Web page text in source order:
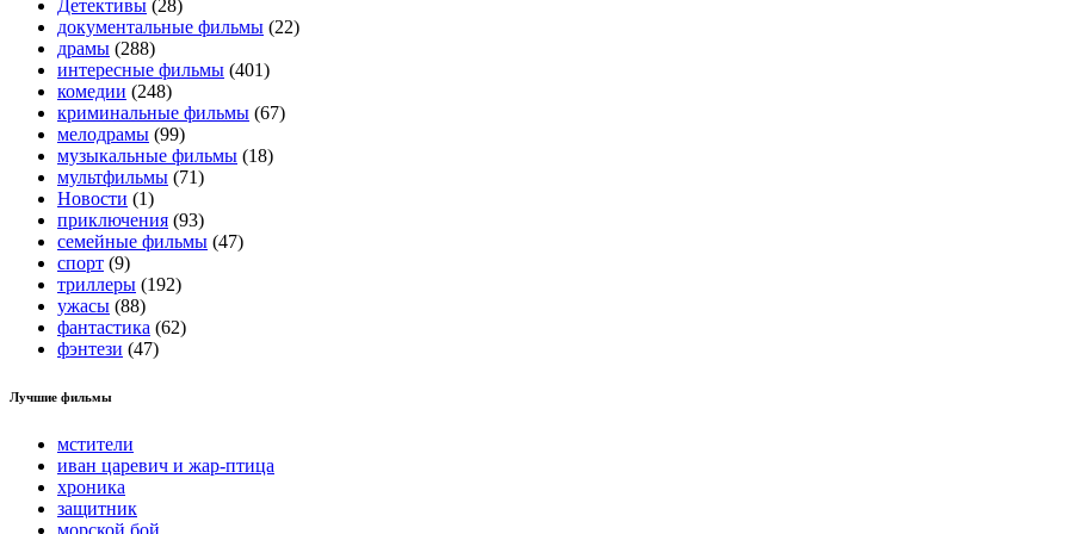
Детективы (28)
документальные фильмы (22)
драмы (288)
интересные фильмы (401)
комедии (248)
криминальные фильмы (67)
мелодрамы (99)
музыкальные фильмы (18)
мультфильмы (71)
Новости (1)
приключения (93)
семейные фильмы (47)
спорт (9)
триллеры (192)
ужасы (88)
фантастика (62)
фэнтези (47)
Лучшие фильмы
мстители
иван царевич и жар-птица
хроника
защитник
морской бой